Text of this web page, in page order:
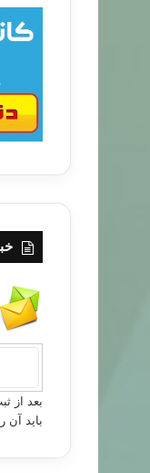
بعد از
باید آن